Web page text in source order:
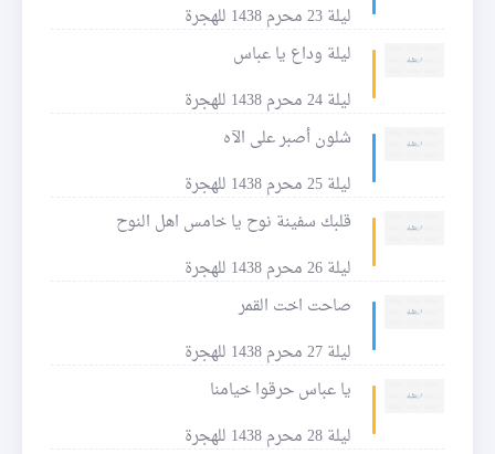
ليلة 23 محرم 1438 للهجرة
ليلة وداع يا عباس
ليلة 24 محرم 1438 للهجرة
شلون أصبر على الآه
ليلة 25 محرم 1438 للهجرة
قلبك سفينة نوح يا خامس اهل النوح
ليلة 26 محرم 1438 للهجرة
صاحت اخت القمر
ليلة 27 محرم 1438 للهجرة
يا عباس حرقوا خيامنا
ليلة 28 محرم 1438 للهجرة